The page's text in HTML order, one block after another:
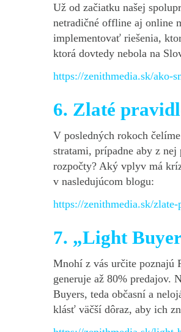
Už od začiatku našej
netradičné offline aj online
implementovať riešenia,
ktorá dovtedy nebola na
https://zenithmedia.sk/ako-
6. Zlaté
V posledných rokoch
stratami, prípadne aby z
rozpočty? Aký vplyv má
v nasledujúcom blogu:
https://zenithmedia.sk/
7. „Light
Mnohí z vás určite poznajú
generuje až 80% predajov.
Buyers, teda občasní a
klásť väčší dôraz, aby ich